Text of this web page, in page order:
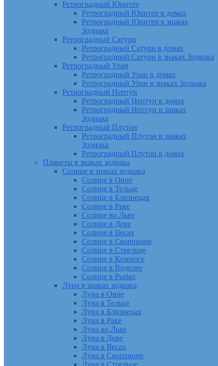
Ретроградный Юпитер
Ретроградный Юпитер в домах
Ретроградный Юпитер в знаках
Зодиака
Ретроградный Сатурн
Ретроградный Сатурн в домах
Ретроградный Сатурн в знаках Зодиака
Ретроградный Уран
Ретроградный Уран в домах
Ретроградный Уран в знаках Зодиака
Ретроградный Нептун
Ретроградный Нептун в домах
Ретроградный Нептун в знаках
Зодиака
Ретроградный Плутон
Ретроградный Плутон в знаках
Зодиака
Ретроградный Плутон в домах
Планеты в знаках зодиака
Солнце в знаках зодиака
Солнце в Овне
Солнце в Тельце
Солнце в Близнецах
Солнце в Раке
Солнце во Льве
Солнце в Деве
Солнце в Весах
Солнце в Скорпионе
Солнце в Стрельце
Солнце в Козероге
Солнце в Водолее
Солнце в Рыбах
Луна в знаках зодиака
Луна в Овне
Луна в Тельце
Луна в Близнецах
Луна в Раке
Луна во Льве
Луна в Деве
Луна в Весах
Луна в Скорпионе
Луна в Стрельце